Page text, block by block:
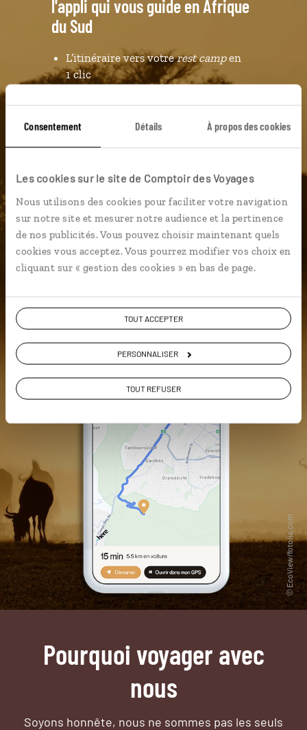
Consentement Détails À propos des cookies
Les cookies sur le site de Comptoir des Voyages
Nous utilisons des cookies pour faciliter votre navigation
sur notre site et mesurer notre audience et la pertinence
de nos publicités. Vous pouvez choisir maintenant quels
cookies vous acceptez. Vous pourrez modifier vos choix en
cliquant sur « gestion des cookies » en bas de page.
TOUT ACCEPTER
PERSONNALISER
TOUT REFUSER
l'appli qui vous guide en Afrique
du Sud
L’itinéraire vers votrerest campen
1 clic
L'album souvenirs à composer
Pourquoi voyager avec
nous
Soyons honnête, nous ne sommes pas les seuls